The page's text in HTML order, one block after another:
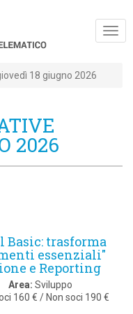
18 giugno 2026
2026
Basic: trasforma
essenziali"
e Reporting
Area: Sviluppo
160 € / Non soci 190 €